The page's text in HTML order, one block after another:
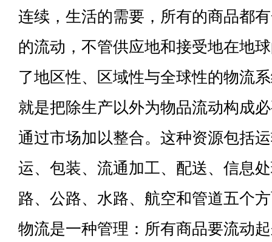
连续，生活的需要，所有的商品都
的流动，不管供应地和接受地在地
了地区性、区域性与全球性的物流
就是把除生产以外为物品流动构成
通过市场加以整合。这种资源包括
运、包装、流通加工、配送、信息
路、公路、水路、航空和管道五个
物流是一种管理：所有商品要流动